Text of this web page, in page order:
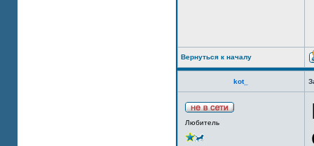
Вернуться к началу
kot_
Любитель